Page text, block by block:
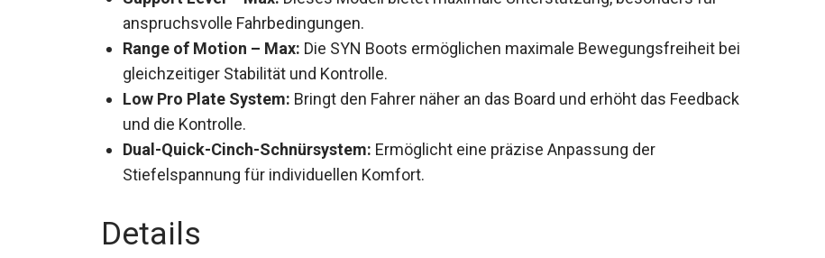
anspruchsvolle Fahrbedingungen.
Range of Motion – Max: Die SYN Boots ermöglichen maximale Bewegungsfreiheit bei
gleichzeitiger Stabilität und Kontrolle.
Low Pro Plate System: Bringt den Fahrer näher an das Board und erhöht das Feedback
und die Kontrolle.
Dual-Quick-Cinch-Schnürsystem: Ermöglicht eine präzise Anpassung der
Stiefelspannung für individuellen Komfort.
Details